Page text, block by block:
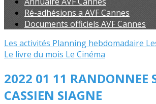
Ré-adhésions a AVF Cannes
Documents officiels AVF Cannes
Les activités Planning hebdomadaire
Le livre du mois Le Cinéma
2022 01 11 RANDONNEE
CASSIEN SIAGNE